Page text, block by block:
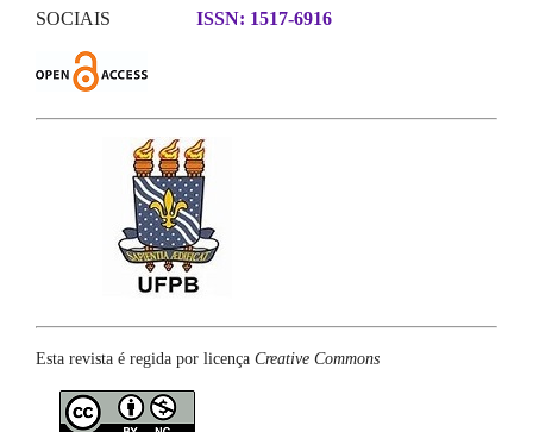
SOCIAIS
ISSN: 1517-6916
Esta revista é regida por licença Creative Commons